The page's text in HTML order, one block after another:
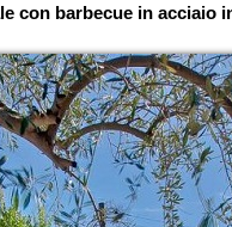
con barbecue in acciaio